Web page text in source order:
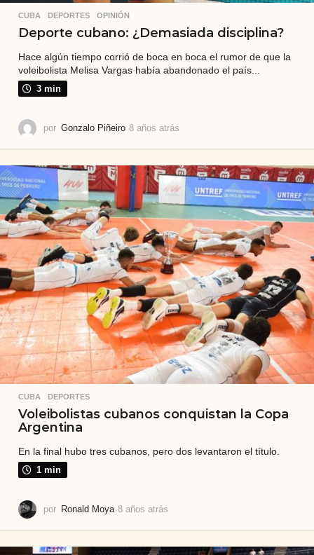
CUBA ,DEPORTES ,OPINIÓN
Deporte cubano: ¿Demasiada disciplina?
Hace algún tiempo corrió de boca en boca el rumor de que la
voleibolista Melisa Vargas había abandonado el país...
3 min
por Gonzalo Piñeiro 8 años atrás
o
t
r
á
s
CUBA ,DEPORTES
Voleibolistas cubanos conquistan la Copa
Argentina
En la final hubo tres cubanos, pero dos levantaron el título.
1 min
por Ronald Moya 8 años atrás
o